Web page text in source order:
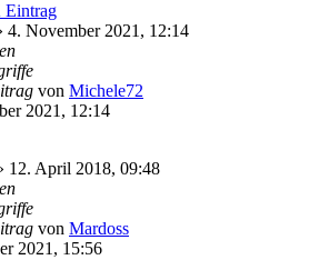
Eintrag
4. November 2021, 12:14
von Michele72
2021, 12:14
12. April 2018, 09:48
von Mardoss
2021, 15:56